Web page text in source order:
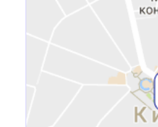
Ссылка для мобильных устройств